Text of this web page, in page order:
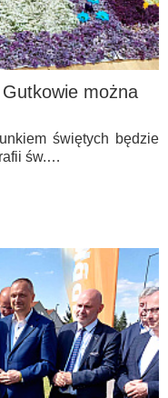
można
świętych będzie
św.…